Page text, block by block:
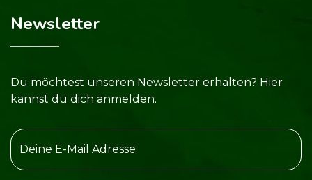
Newsletter
Du möchtest unseren Newsletter erhalten? Hier
kannst du dich anmelden.